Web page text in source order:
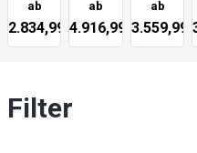
-
Umluft
ab
2.834,99 €
-
Umluft
ab
4.916,99 €
-
Umluft
ab
3.559,99
Filter